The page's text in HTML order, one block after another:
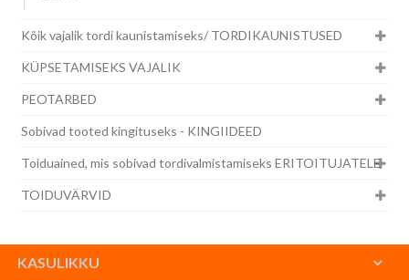
Kõik vajalik tordi kaunistamiseks/ TORDIKAUNISTUSED
KÜPSETAMISEKS VAJALIK
PEOTARBED
Sobivad tooted kingituseks - KINGIIDEED
Toiduained, mis sobivad tordivalmistamiseks ERITOITUJATELE
TOIDUVÄRVID
KASULIKKU